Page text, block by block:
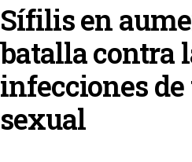
Sífilis en
batalla contra
infecciones
sexual